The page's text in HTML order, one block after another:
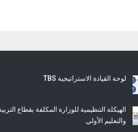
لوحة القيادة الاستراتيجية TBS
الهيكلة التنظيمية للوزارة المكلفة بقطاع
والتعليم الأولي